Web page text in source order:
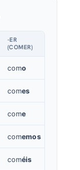
-ER
(COMER)
como
comes
come
comemos
coméis